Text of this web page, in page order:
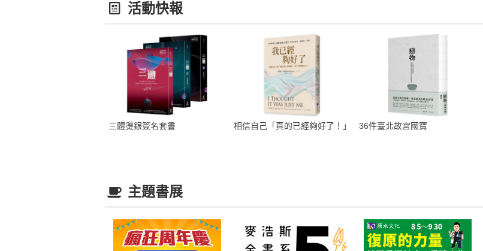
活動快報
三體燙銀簽名套書 相信自己「真的已經夠好了！」 36件臺北故宮國寶
主題書展